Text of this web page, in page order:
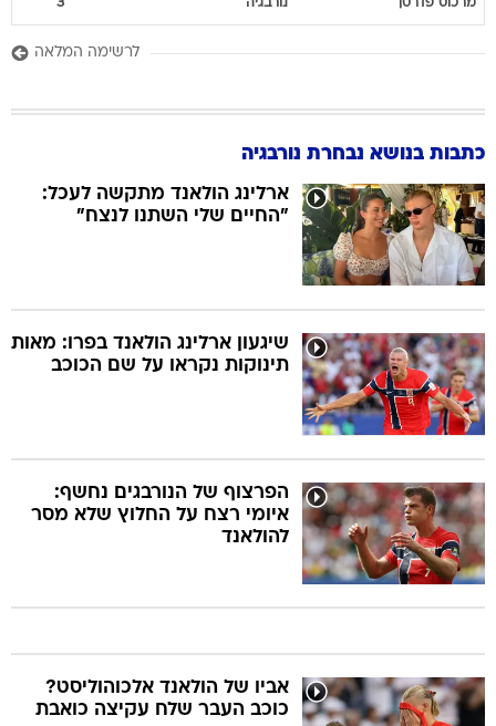
מרכוס פדרסן נורבגיה 3
לרשימה המלאה
כתבות בנושא נבחרת נורבגיה
ארלינג הולאנד מתקשה לעכל:
"החיים שלי השתנו לנצח"
שיגעון ארלינג הולאנד בפרו: מאות
תינוקות נקראו על שם הכוכב
הפרצוף של הנורבגים נחשף:
איומי רצח על החלוץ שלא מסר
להולאנד
אביו של הולאנד אלכוהוליסט?
כוכב העבר שלח עקיצה כואבת